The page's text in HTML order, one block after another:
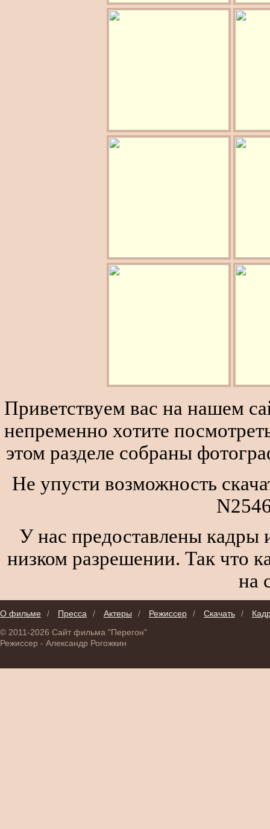
Приветствуем вас на нашем
непременно хотите
этом разделе собраны
Не упусти возможность
У нас предоставлены кадры
низком разрешении. Так что
на
О фильме / Пресса / Актеры / Режиссер / Скачать /
© 2011-2026 Сайт фильма "Перегон"
Режиссер - Александр Рогожкин